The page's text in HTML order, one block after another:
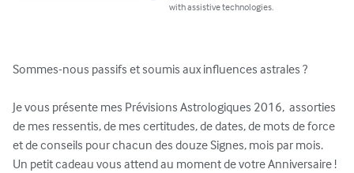
with assistive technologies.
Sommes-nous passifs et soumis aux influences astrales ?
Je vous présente mes Prévisions Astrologiques 2016,  assorties
de mes ressentis, de mes certitudes, de dates, de mots de force
et de conseils pour chacun des douze Signes, mois par mois.
Un petit cadeau vous attend au moment de votre Anniversaire !